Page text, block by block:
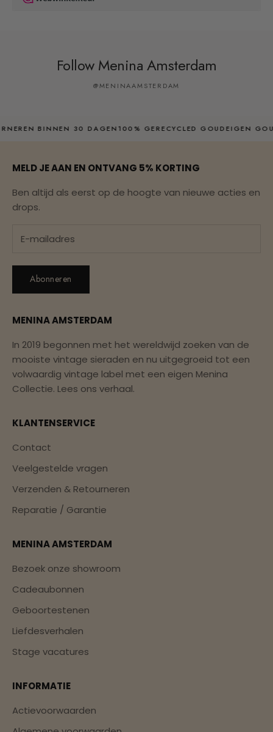
Follow Menina Amsterdam
@MENINAAMSTERDAM
BINNEN 30 DAGEN100% GERECYCLED GOUDEIGEN
MELD JE AAN EN ONTVANG 5% KORTING
Ben altijd als eerst op de hoogte van nieuwe acties en
drops.
Abonneren
MENINA AMSTERDAM
In 2019 begonnen met het wereldwijd zoeken van de
mooiste vintage sieraden en nu uitgegroeid tot een
volwaardig vintage label met een eigen Menina
Collectie. Lees ons verhaal.
KLANTENSERVICE
Contact
Veelgestelde vragen
Verzenden & Retourneren
Reparatie / Garantie
MENINA AMSTERDAM
Bezoek onze showroom
Cadeaubonnen
Geboortestenen
Liefdesverhalen
Stage vacatures
INFORMATIE
Actievoorwaarden